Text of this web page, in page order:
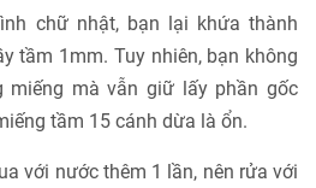
chữ nhật, bạn lại khứa thành
tầm 1mm. Tuy nhiên, bạn không
miếng mà vẫn giữ lấy phần gốc
tầm 15 cánh dừa là ổn.
với nước thêm 1 lần, nên rửa với